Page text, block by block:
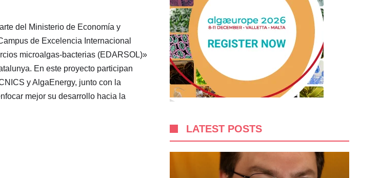
del Ministerio de Economía y
de Excelencia Internacional
microalgas-bacterias (EDARSOL)»
En este proyecto participan
y AlgaEnergy, junto con la
mejor su desarrollo hacia la
LATEST POSTS